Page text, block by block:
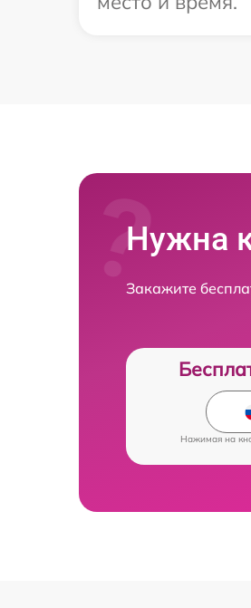
Нужна
Закажите
Нажимая на